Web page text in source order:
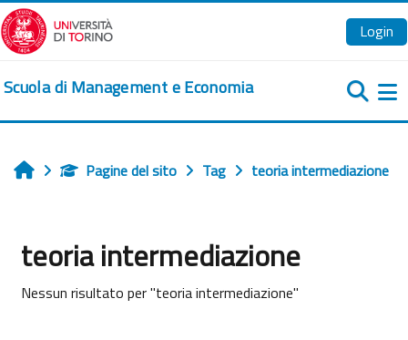
Vai al contenuto principale
Login
Scuola di Management e Economia
HomePagine del sito Tag teoria intermediazione
teoria intermediazione
Nessun risultato per "teoria intermediazione"